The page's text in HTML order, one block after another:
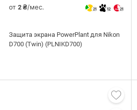
от2 ₴/мес. 21 12 21
Защита экрана PowerPlant для Nikon
D700 (Twin) (PLNIKD700)